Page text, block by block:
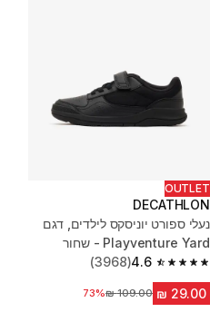
OUTLET
DECATHLON
נעלי ספורט יוניסקס לילדים, דגם
Playventure Yard - שחור
4.6
4.6 out of 5 stars from 3968 reviews
(3968)
מחיר לפני הנחה‏109.00 ₪
73%